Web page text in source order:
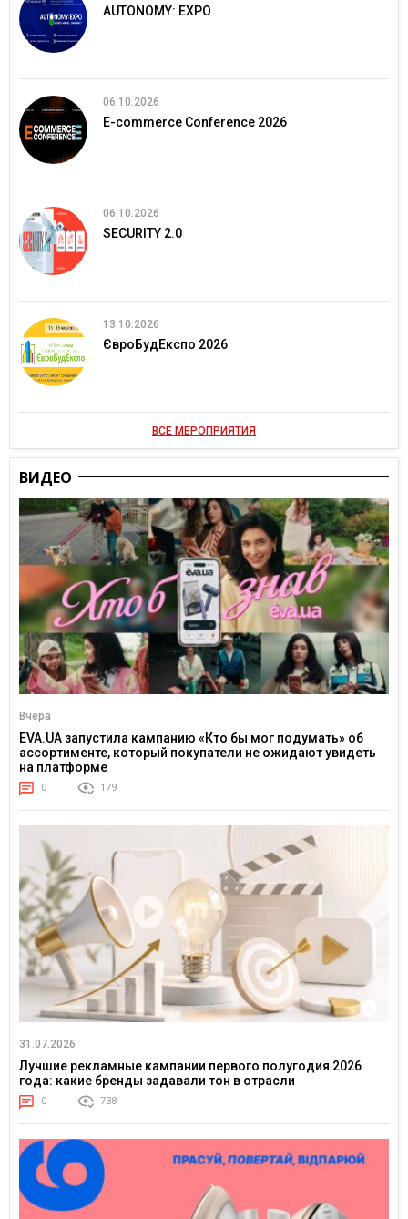
AUTONOMY: EXPO
06.10.2026
E-commerce Conference 2026
06.10.2026
SECURITY 2.0
13.10.2026
ЄвроБудЕкспо 2026
ВСЕ МЕРОПРИЯТИЯ
ВИДЕО
Вчера
EVA.UA запустила кампанию «Кто бы мог подумать» об
ассортименте, который покупатели не ожидают увидеть
на платформе
0 179
31.07.2026
Лучшие рекламные кампании первого полугодия 2026
года: какие бренды задавали тон в отрасли
0 738